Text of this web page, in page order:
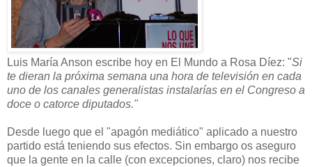
Luis María Anson escribe hoy en El Mundo a Rosa Díez: "Si
te dieran la próxima semana una hora de televisión en cada
uno de los canales generalistas instalarías en el Congreso a
doce o catorce diputados."
Desde luego que el "apagón mediático" aplicado a nuestro
partido está teniendo sus efectos. Sin embargo os aseguro
que la gente en la calle (con excepciones, claro) nos recibe